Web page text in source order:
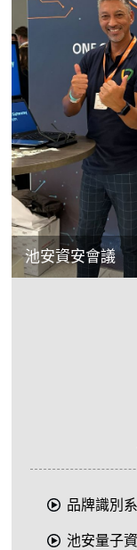
池安資安會議
品牌識別
池安量子